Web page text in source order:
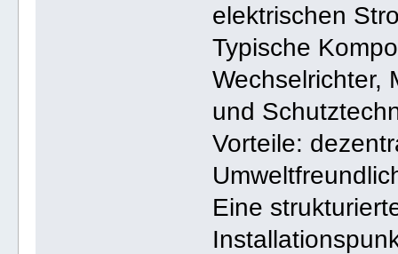
elektrischen
Typische
Wechselrichter,
und
Vorteile:
Eine